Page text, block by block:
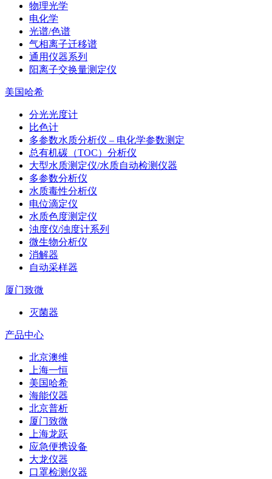
物理光学
电化学
光谱/色谱
气相离子迁移谱
通用仪器系列
阳离子交换量测定仪
美国哈希
分光光度计
比色计
多参数水质分析仪 – 电化学参数测定
总有机碳（TOC）分析仪
大型水质测定仪/水质自动检测仪器
多参数分析仪
水质毒性分析仪
电位滴定仪
水质色度测定仪
浊度仪/浊度计系列
微生物分析仪
消解器
自动采样器
厦门致微
灭菌器
产品中心
北京澳维
上海一恒
美国哈希
海能仪器
北京普析
厦门致微
上海龙跃
应急便携设备
大龙仪器
口罩检测仪器